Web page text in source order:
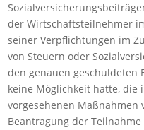
der Wirtschaftsteilnehmer
seiner Verpflichtungen im
von Steuern oder
den genauen geschuldeten
keine Möglichkeit hatte, die
vorgesehenen
Beantragung der